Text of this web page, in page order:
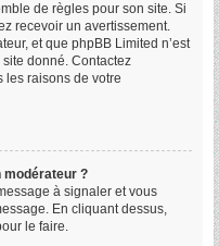
de règles pour son site. Si
recevoir un avertissement.
et que phpBB Limited n’est
donné. Contactez
les raisons de votre
modérateur ?
à signaler et vous
En cliquant dessus,
le faire.